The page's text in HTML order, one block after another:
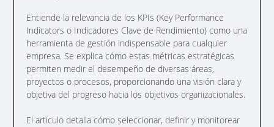
Entiende la relevancia de los KPIs (Key Performance
Indicators o Indicadores Clave de Rendimiento) como una
herramienta de gestión indispensable para cualquier
empresa. Se explica cómo estas métricas estratégicas
permiten medir el desempeño de diversas áreas,
proyectos o procesos, proporcionando una visión clara y
objetiva del progreso hacia los objetivos organizacionales.
El artículo detalla cómo seleccionar, definir y monitorear